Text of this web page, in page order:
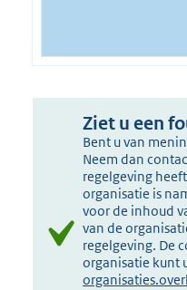
Ziet u een
Bent u van
Neem dan
regelgeving
organisatie is
voor de inhoud
van de
regelgeving. De
organisatie kunt